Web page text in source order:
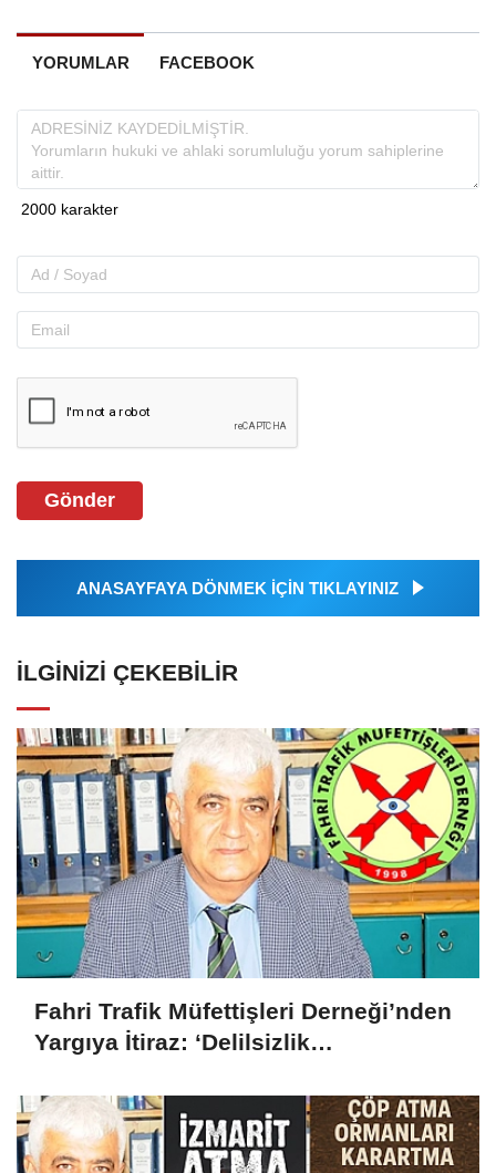
YORUMLAR FACEBOOK
Gönder
ANASAYFAYA DÖNMEK İÇİN TIKLAYINIZ
İLGINIZI ÇEKEBILIR
Fahri Trafik Müfettişleri Derneği’nden
Yargıya İtiraz: ‘Delilsizlik
Hukuksuzdur’